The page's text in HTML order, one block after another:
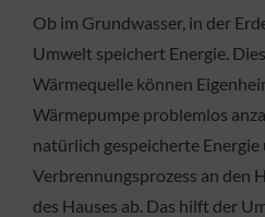
Ob im Grundwasser, in der
Umwelt speichert Energie.
Wärmequelle können
Wärmepumpe problemlos
natürlich gespeicherte
Verbrennungsprozess an den
des Hauses ab. Das hilft der